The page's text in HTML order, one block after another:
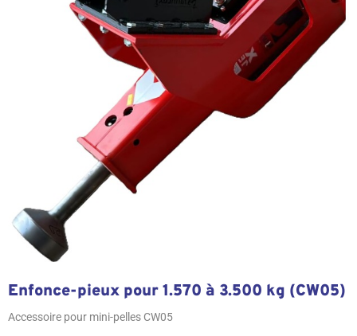
Enfonce-pieux pour 1.570 à 3.500 kg (CW05)
Accessoire pour mini-pelles CW05